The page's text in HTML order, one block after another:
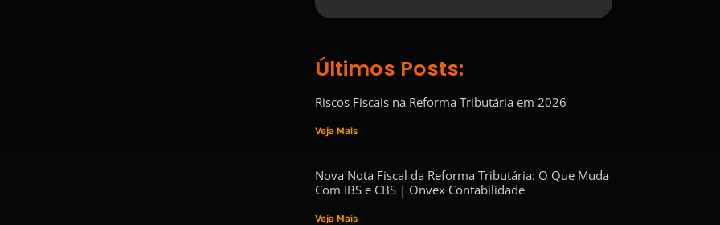
Últimos Posts:
Riscos Fiscais na Reforma Tributária em 2026
Veja Mais
Nova Nota Fiscal da Reforma Tributária: O Que Muda
Com IBS e CBS | Onvex Contabilidade
Veja Mais